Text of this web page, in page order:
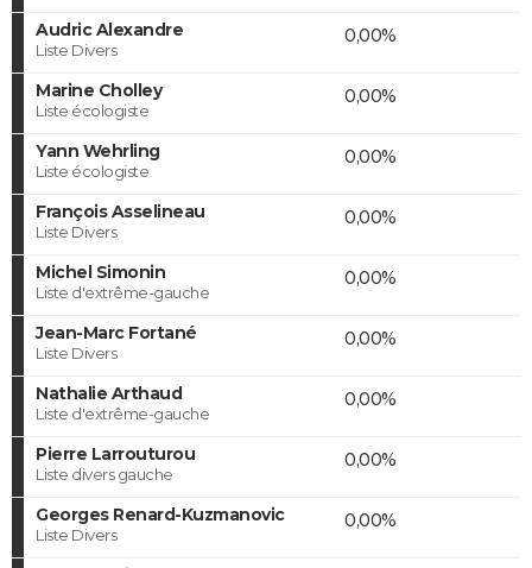
Audric Alexandre
Liste Divers
0,00%
Marine Cholley
Liste écologiste
0,00%
Yann Wehrling
Liste écologiste
0,00%
François Asselineau
Liste Divers
0,00%
Michel Simonin
Liste d'extrême-gauche
0,00%
Jean-Marc Fortané
Liste Divers
0,00%
Nathalie Arthaud
Liste d'extrême-gauche
0,00%
Pierre Larrouturou
Liste divers gauche
0,00%
Georges Renard-Kuzmanovic
Liste Divers
0,00%